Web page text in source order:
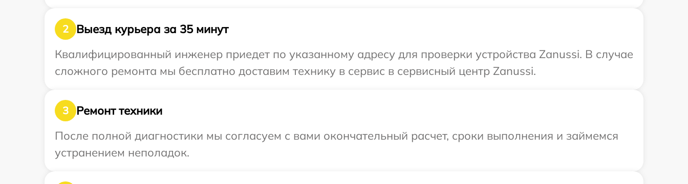
2
Выезд курьера за 35 минут
Квалифицированный инженер приедет по указанному адресу для проверки устройства Zanussi. В случае
сложного ремонта мы бесплатно доставим технику в сервис в сервисный центр Zanussi.
3
Ремонт техники
После полной диагностики мы согласуем с вами окончательный расчет, сроки выполнения и займемся
устранением неполадок.